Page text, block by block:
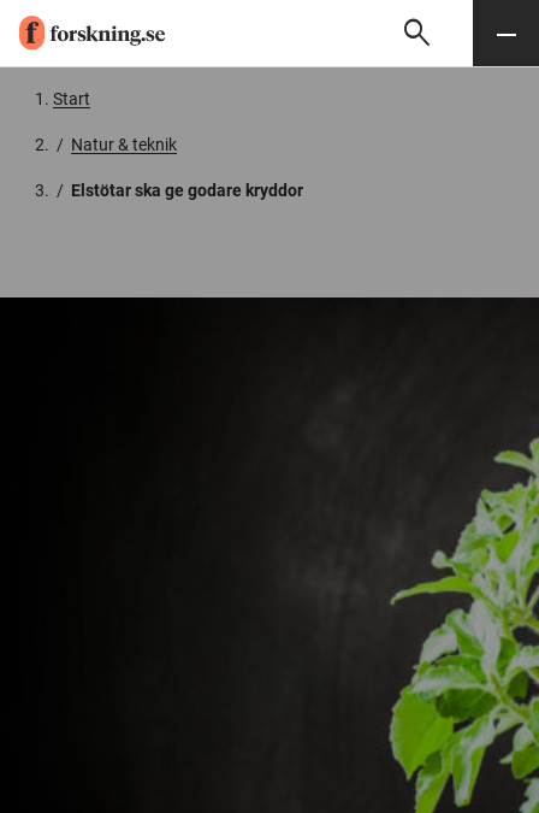
Söksearch Meny
Start
/ Natur & teknik
/ Elstötar ska ge godare kryddor